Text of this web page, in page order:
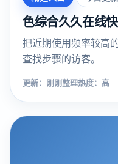
色综合久久在线
把近期使用频率较高
查找步骤的访客。
更新：刚刚整理热度：高